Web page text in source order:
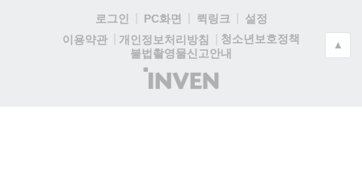
로그인 PC화면 퀵링크
설정
이용약관
개인정보처리방침
청소년보호정책
불법촬영물신고안내
(주)
인
▲